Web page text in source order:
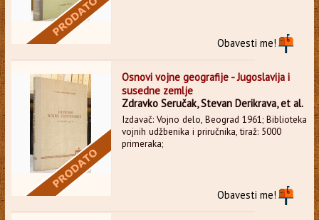
Obavesti me!
Osnovi vojne geografije - Jugoslavija i
susedne zemlje
Zdravko Seručak, Stevan Derikrava, et al.
Izdavač: Vojno delo, Beograd 1961; Biblioteka
vojnih udžbenika i priručnika, tiraž: 5000
primeraka;
Obavesti me!